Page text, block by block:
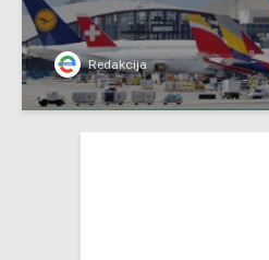
Redakcija